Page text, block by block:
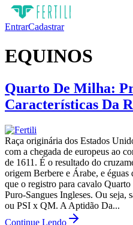
EntrarCadastrar
EQUINOS
Quarto De Milha:
Características Da
Raça originária dos Estados
com a chegada de europeus ao
de 1611. É o resultado do
origem Berbere e Árabe, e éguas
que o registro para cavalo
Puro-Sangues Ingleses. Ou seja,
ou PSI x QM. A Aptidão Da...
Continue Lendo